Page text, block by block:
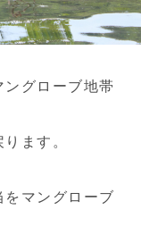
グローブ地帯
ます。
マングローブ